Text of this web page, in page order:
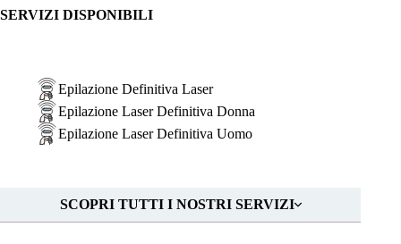
SERVIZI DISPONIBILI
Epilazione Definitiva Laser
Epilazione Laser Definitiva Donna
Epilazione Laser Definitiva Uomo
SCOPRI TUTTI I NOSTRI SERVIZI